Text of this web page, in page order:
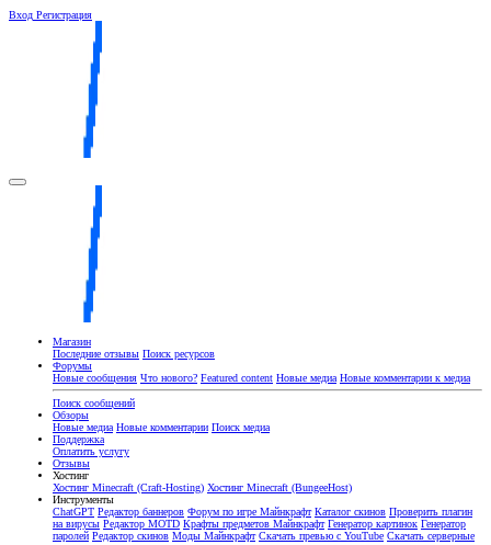
Вход Регистрация
Магазин
Последние отзывы Поиск ресурсов
Форумы
Новые сообщения Что нового? Featured content Новые медиа Новые комментарии к медиа
Поиск сообщений
Обзоры
Новые медиа Новые комментарии Поиск медиа
Поддержка
Оплатить услугу
Отзывы
Хостинг
Хостинг Minecraft (Craft-Hosting) Хостинг Minecraft (BungeeHost)
Инструменты
ChatGPT Редактор баннеров Форум по игре Майнкрафт Каталог скинов Проверить плагин
на вирусы Редактор MOTD Крафты предметов Майнкрафт Генератор картинок Генератор
паролей Редактор скинов Моды Майнкрафт Скачать превью с YouTube Скачать серверные